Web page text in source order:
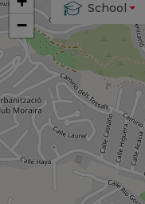
−
School
School